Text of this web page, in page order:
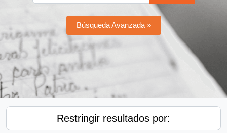
Búsqueda Avanzada »
Restringir resultados por: